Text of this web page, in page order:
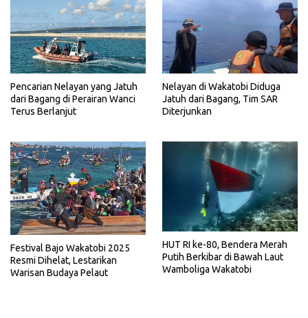
Pencarian Nelayan yang Jatuh
dari Bagang di Perairan Wanci
Terus Berlanjut
Nelayan di Wakatobi Diduga
Jatuh dari Bagang, Tim SAR
Diterjunkan
Festival Bajo Wakatobi 2025
Resmi Dihelat, Lestarikan
Warisan Budaya Pelaut
HUT RI ke-80, Bendera Merah
Putih Berkibar di Bawah Laut
Wamboliga Wakatobi